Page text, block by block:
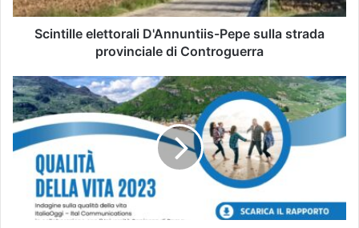
Scintille elettorali D'Annuntiis-Pepe sulla strada
provinciale di Controguerra